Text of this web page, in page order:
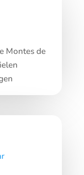
Montes de